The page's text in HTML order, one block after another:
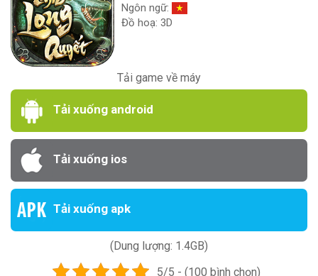
Ngôn ngữ:
Đồ hoạ: 3D
Tải game về máy
Tải xuống android
Tải xuống ios
Tải xuống apk
(Dung lượng: 1.4GB)
5/5 - (100 bình chọn)